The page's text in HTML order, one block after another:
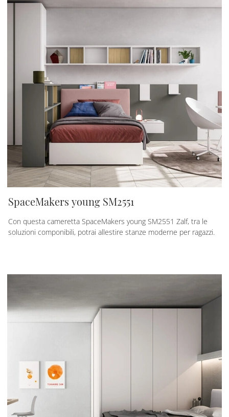
SpaceMakers young SM2551
Con questa cameretta SpaceMakers young SM2551 Zalf, tra le
soluzioni componibili, potrai allestire stanze moderne per ragazzi.